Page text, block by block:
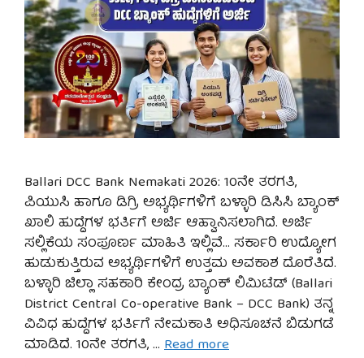
Ballari DCC Bank Nemakati 2026: 10ನೇ ತರಗತಿ,
ಪಿಯುಸಿ ಹಾಗೂ ಡಿಗ್ರಿ ಅಭ್ಯರ್ಥಿಗಳಿಗೆ ಬಳ್ಳಾರಿ ಡಿಸಿಸಿ ಬ್ಯಾಂಕ್
ಖಾಲಿ ಹುದ್ದೆಗಳ ಭರ್ತಿಗೆ ಅರ್ಜಿ ಆಹ್ವಾನಿಸಲಾಗಿದೆ. ಅರ್ಜಿ
ಸಲ್ಲಿಕೆಯ ಸಂಪೂರ್ಣ ಮಾಹಿತಿ ಇಲ್ಲಿವೆ… ಸರ್ಕಾರಿ ಉದ್ಯೋಗ
ಹುಡುಕುತ್ತಿರುವ ಅಭ್ಯರ್ಥಿಗಳಿಗೆ ಉತ್ತಮ ಅವಕಾಶ ದೊರೆತಿದೆ.
ಬಳ್ಳಾರಿ ಜಿಲ್ಲಾ ಸಹಕಾರಿ ಕೇಂದ್ರ ಬ್ಯಾಂಕ್ ಲಿಮಿಟೆಡ್ (Ballari
District Central Co-operative Bank – DCC Bank) ತನ್ನ
ವಿವಿಧ ಹುದ್ದೆಗಳ ಭರ್ತಿಗೆ ನೇಮಕಾತಿ ಅಧಿಸೂಚನೆ ಬಿಡುಗಡೆ
ಮಾಡಿದೆ. 10ನೇ ತರಗತಿ, … Read more